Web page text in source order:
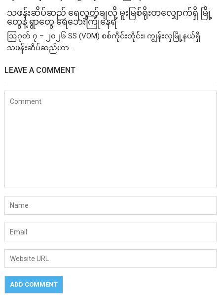
သဖန်းဆိပ်ဆည် ရေလွှတ်ချလို့ မူးမြစ်ရိုးတလျှောက်ရှိ မြို့
တွေနဲ့ ရွာတွေ ရေဘေးကြုံနေရ
ဩဂုတ် ၇ – ၂၀၂၆ SS (VOM) စစ်ကိုင်းတိုင်း၊ ကျွန်းလှမြို့နယ်ရှိ
သဖန်းဆိပ်ဆည်ဟာ...
LEAVE A COMMENT